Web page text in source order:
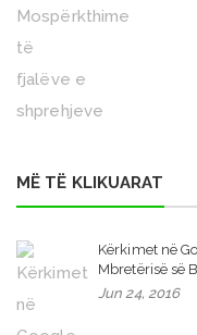
MË TË KLIKUARAT
Kërkimet në
Mbretërisë së
Jun 24, 2016